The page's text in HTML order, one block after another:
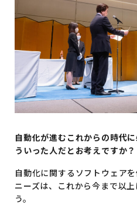
自動化が進むこれからの時代
ういった人だとお考えですか？
自動化に関するソフトウェア
ニーズは、これから今まで以
う。